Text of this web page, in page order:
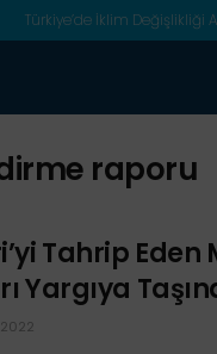
Türkiye’de İklim Değişlikliği
raporu
Tahrip Eden
Yargıya